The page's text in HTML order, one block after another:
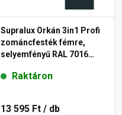
Supralux Orkán 3in1 Profi
zománcfesték fémre,
selyemfényű RAL 7016
Raktáron
13 595 Ft / db